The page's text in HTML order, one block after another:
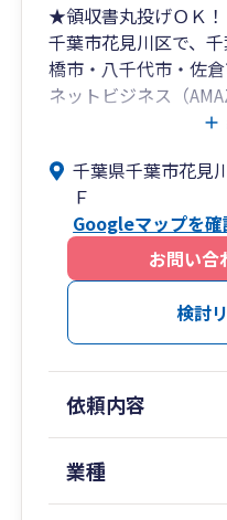
★領収書丸投げＯＫ！
千葉市花見川区で、
橋市・八千代市・佐
ネットビジネス（
等）、建設業、製造
税理士には守秘義務
合わせください。
千葉県千葉市花見
Ｆ
Googleマップを確
お問い合
検討
依頼内容
業種